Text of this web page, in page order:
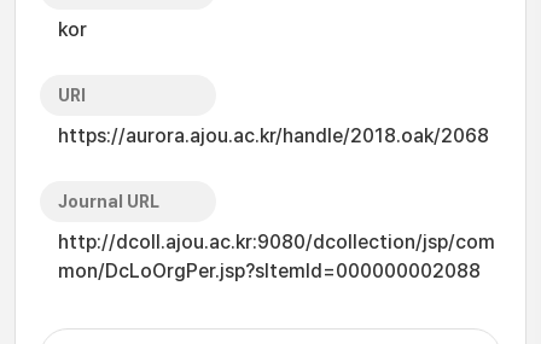
kor
URI
https://aurora.ajou.ac.kr/handle/2018.oak/2068
Journal URL
http://dcoll.ajou.ac.kr:9080/dcollection/jsp/com
mon/DcLoOrgPer.jsp?sItemId=000000002088